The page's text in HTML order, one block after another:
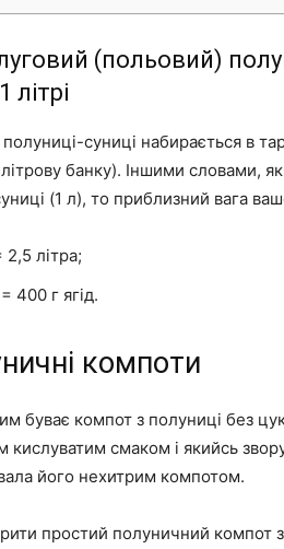
(польовий)
літрі
полуниці-суниці набирається в
банку). Іншими словами,
(1 л), то приблизний вага
2,5 літра;
400 г ягід.
компоти
буває компот з полуниці без
кислуватим смаком і якийсь
його нехитрим компотом.
простий полуничний компот